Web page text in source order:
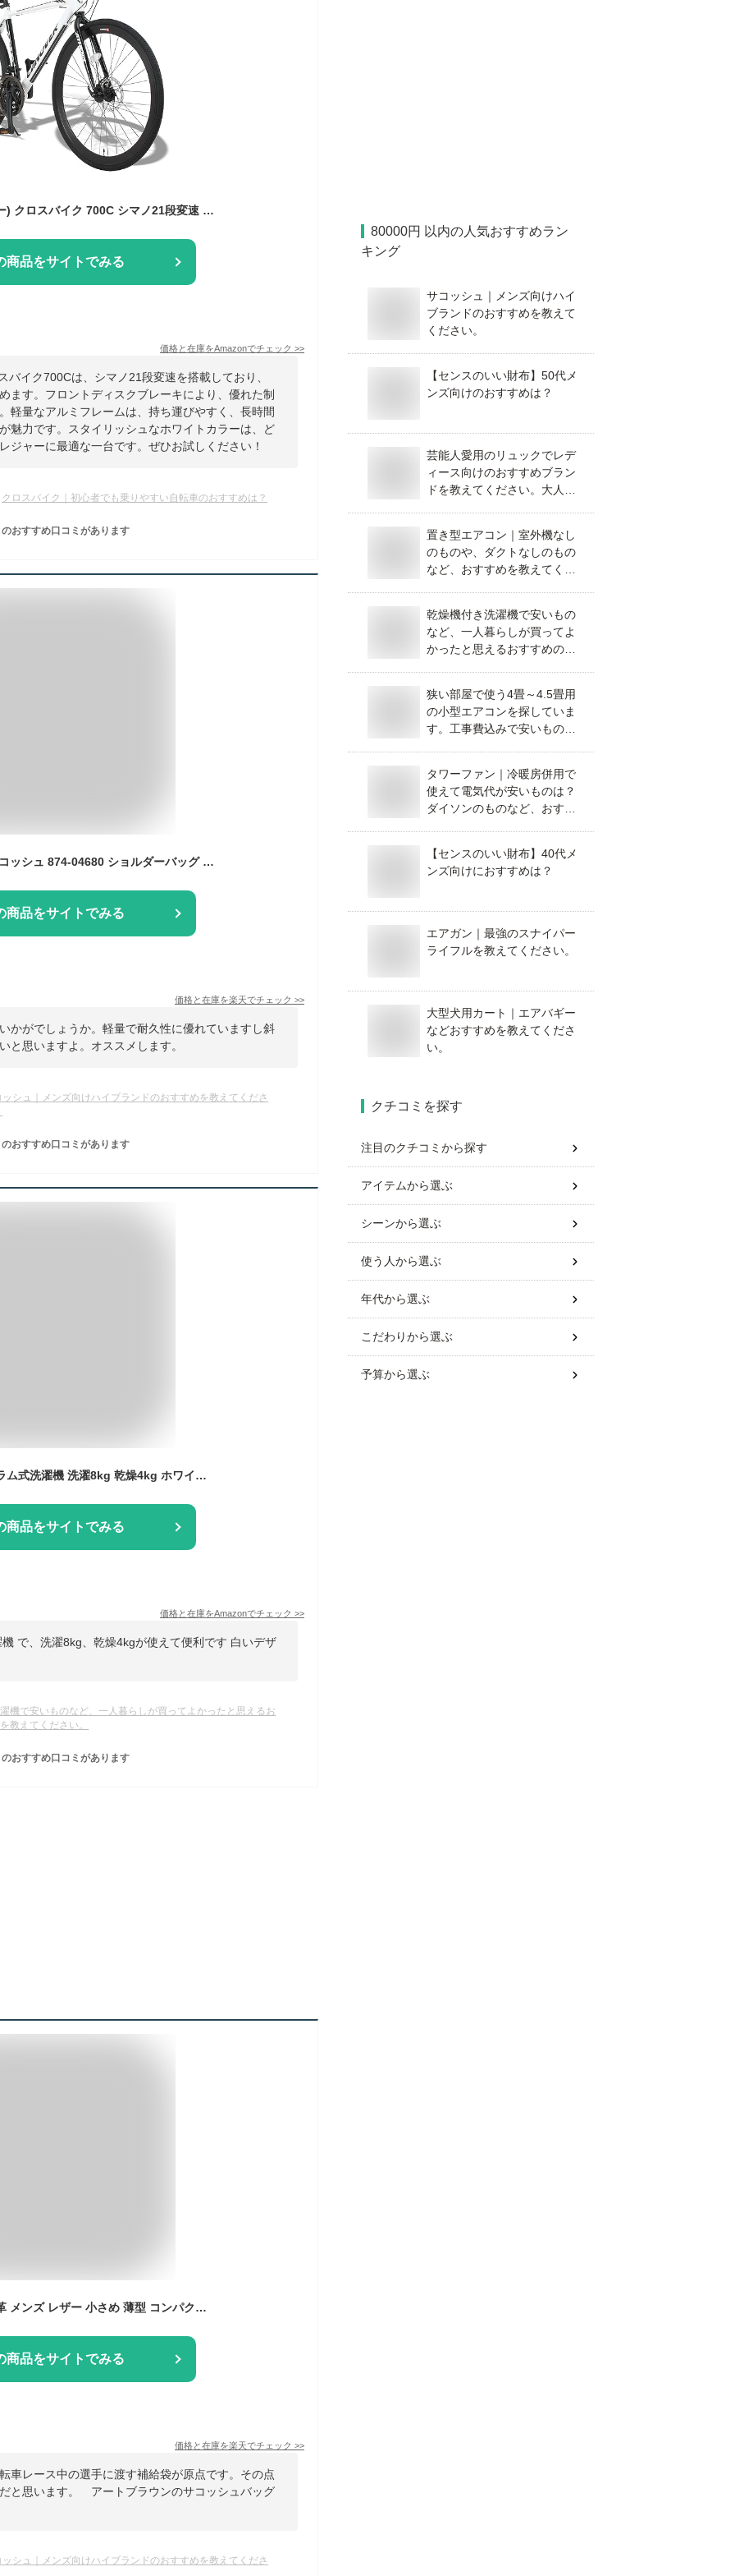
CANOVER(カノーバー) クロスバイク 700C シマノ21段変速 CAC-027-DC (ATENA) フロントディスクブレーキ アルミフレーム ホワイト
商品をサイトでみる
価格と在庫をAmazonでチェック >>
バイク700Cは、シマノ21段変速を搭載しており、
ます。フロントディスクブレーキにより、優れた制
軽量なアルミフレームは、持ち運びやすく、長時間
魅力です。スタイリッシュなホワイトカラーは、ど
ジャーに最適な一台です。ぜひお試しください！
クロスバイク｜初心者でも乗りやすい自転車のおすすめは？
のおすすめ口コミがあります
ポーター スイッチ サコッシュ 874-04680 ショルダーバッグ 吉田カバン PORTER SWITCH SACOCHE メンズ レディース バッグ ブランド 斜めがけ 40代 30代 20代 バッグ 小さめ コットン ブラック カジュアル 撥水
商品をサイトでみる
価格と在庫を楽天でチェック >>
かがでしょうか。軽量で耐久性に優れていますし斜
と思いますよ。オススメします。
ッシュ｜メンズ向けハイブランドのおすすめを教えてくださ
のおすすめ口コミがあります
アイリスオーヤマ ドラム式洗濯機 洗濯8kg 乾燥4kg ホワイト CDK842-W 左開き インバーター 新生活 一人暮らし
商品をサイトでみる
価格と在庫をAmazonでチェック >>
で、洗濯8kg、乾燥4kgが使えて便利です 白いデザ
機で安いものなど、一人暮らしが買ってよかったと思えるお
教えてください。
のおすすめ口コミがあります
サコッシュバッグ 本革 メンズ レザー 小さめ 薄型 コンパクト ユニセックス 日本製 ARTBROWN(アートブラウン)
商品をサイトでみる
価格と在庫を楽天でチェック >>
車レース中の選手に渡す補給袋が原点です。その点
と思います。 アートブラウンのサコッシュバッグ
ッシュ｜メンズ向けハイブランドのおすすめを教えてくださ
80000円 以内の人気おすすめラン
キング
サコッシュ｜メンズ向けハイ
ブランドのおすすめを教えて
ください。
【センスのいい財布】50代メ
ンズ向けのおすすめは？
芸能人愛用のリュックでレデ
ィース向けのおすすめブラン
ドを教えてください。大人可
置き型エアコン｜室外機なし
のものや、ダクトなしのもの
など、おすすめを教えてくだ
乾燥機付き洗濯機で安いもの
など、一人暮らしが買ってよ
かったと思えるおすすめのも
狭い部屋で使う4畳～4.5畳用
の小型エアコンを探していま
す。工事費込みで安いものな
タワーファン｜冷暖房併用で
使えて電気代が安いものは？
ダイソンのものなど、おすす
【センスのいい財布】40代メ
ンズ向けにおすすめは？
エアガン｜最強のスナイパー
ライフルを教えてください。
大型犬用カート｜エアバギー
などおすすめを教えてくださ
い。
クチコミを探す
注目のクチコミから探す
アイテムから選ぶ
シーンから選ぶ
使う人から選ぶ
年代から選ぶ
こだわりから選ぶ
予算から選ぶ